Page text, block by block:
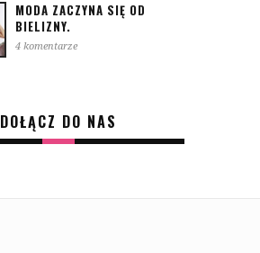
MODA ZACZYNA SIĘ OD
BIELIZNY.
4 komentarze
DOŁĄCZ DO NAS